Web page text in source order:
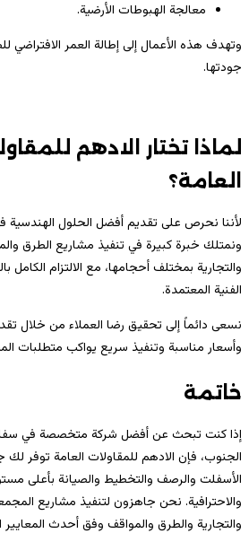
معالجة الهبوطات الأرضية.
وتهدف هذه الأعمال إلى إطالة العمر الافتراضي
جودتها.
لماذا تختار الادهم
العامة؟
لأننا نحرص على تقديم أفضل الحلول الهندسية
ونمتلك خبرة كبيرة في تنفيذ مشاريع الطرق
والتجارية بمختلف أحجامها، مع الالتزام الكامل
الفنية المعتمدة.
نسعى دائماً إلى تحقيق رضا العملاء من خلال
وأسعار مناسبة وتنفيذ سريع يواكب متطلبات
خاتمة
إذا كنت تبحث عن أفضل شركة متخصصة في
الجنوب، فإن الادهم للمقاولات العامة توفر
الأسفلت والرصف والتخطيط والصيانة بأعلى
والاحترافية. نحن جاهزون لتنفيذ مشاريع
والتجارية والطرق والمواقف وفق أحدث المعايير